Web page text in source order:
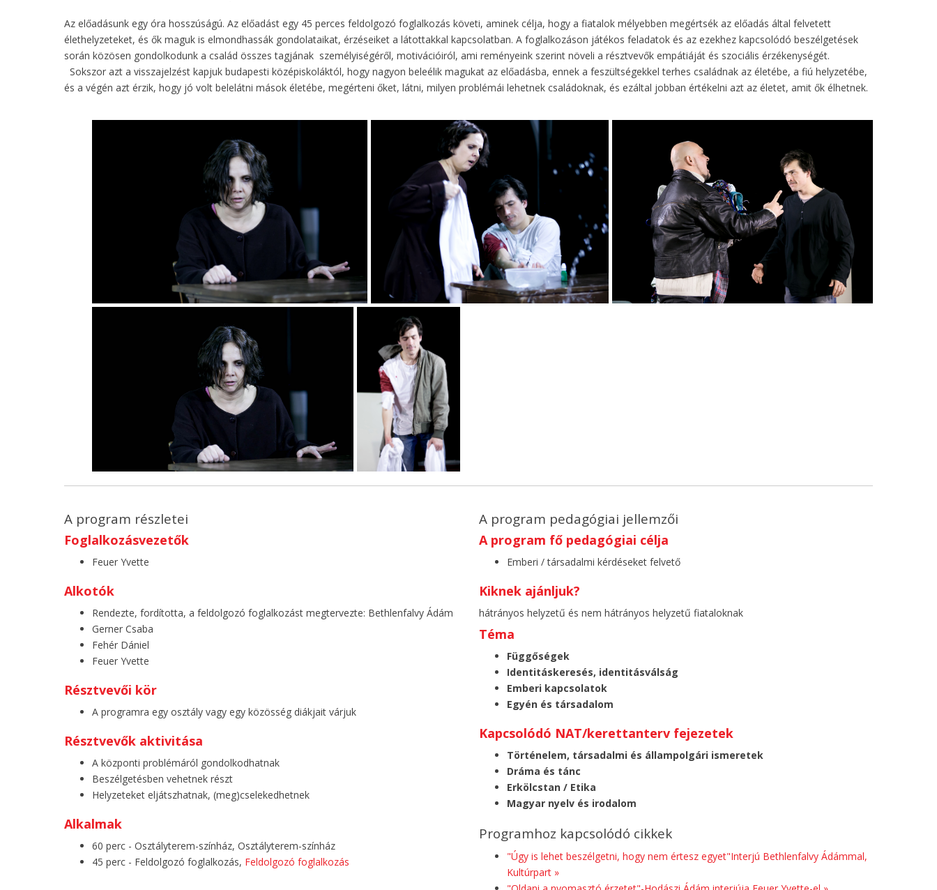
Az előadásunk egy óra hosszúságú. Az előadást egy 45 perces feldolgozó foglalkozás követi, aminek célja, hogy a fiatalok mélyebben megértsék az előadás által felvetett
élethelyzeteket, és ők maguk is elmondhassák gondolataikat, érzéseiket a látottakkal kapcsolatban. A foglalkozáson játékos feladatok és az ezekhez kapcsolódó beszélgetések
során közösen gondolkodunk a család összes tagjának személyiségéről, motivációiról, ami reményeink szerint növeli a résztvevők empátiáját és szociális érzékenységét.
Sokszor azt a visszajelzést kapjuk budapesti középiskoláktól, hogy nagyon beleélik magukat az előadásba, ennek a feszültségekkel terhes családnak az életébe, a fiú helyzetébe,
és a végén azt érzik, hogy jó volt belelátni mások életébe, megérteni őket, látni, milyen problémái lehetnek családoknak, és ezáltal jobban értékelni azt az életet, amit ők élhetnek.
A program részletei
Foglalkozásvezetők
Feuer Yvette
Alkotók
Rendezte, fordította, a feldolgozó foglalkozást megtervezte: Bethlenfalvy Ádám
Gerner Csaba
Fehér Dániel
Feuer Yvette
Résztvevői kör
A programra egy osztály vagy egy közösség diákjait várjuk
Résztvevők aktivitása
A központi problémáról gondolkodhatnak
Beszélgetésben vehetnek részt
Helyzeteket eljátszhatnak, (meg)cselekedhetnek
Alkalmak
60 perc - Osztályterem-színház, Osztályterem-színház
45 perc - Feldolgozó foglalkozás, Feldolgozó foglalkozás
A program pedagógiai jellemzői
A program fő pedagógiai célja
Emberi / társadalmi kérdéseket felvető
Kiknek ajánljuk?
hátrányos helyzetű és nem hátrányos helyzetű fiataloknak
Téma
Függőségek
Identitáskeresés, identitásválság
Emberi kapcsolatok
Egyén és társadalom
Kapcsolódó NAT/kerettanterv fejezetek
Történelem, társadalmi és állampolgári ismeretek
Dráma és tánc
Erkölcstan / Etika
Magyar nyelv és irodalom
Programhoz kapcsolódó cikkek
"Úgy is lehet beszélgetni, hogy nem értesz egyet"Interjú Bethlenfalvy Ádámmal,
Kultúrpart »